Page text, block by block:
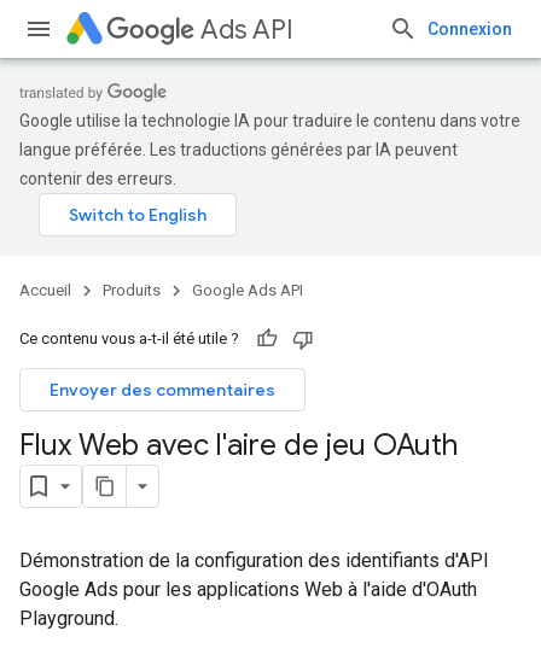
Ads API Connexion
Google utilise la technologie IA pour traduire le contenu dans votre
langue préférée. Les traductions générées par IA peuvent
contenir des erreurs.
Accueil Produits Google Ads API
Ce contenu vous a-t-il été utile ?
Envoyer des commentaires
Flux Web avec l'aire de jeu OAuth
Démonstration de la configuration des identifiants d'API
Google Ads pour les applications Web à l'aide d'OAuth
Playground.